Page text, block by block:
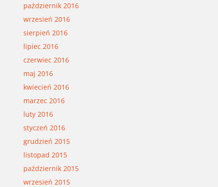
październik 2016
wrzesień 2016
sierpień 2016
lipiec 2016
czerwiec 2016
maj 2016
kwiecień 2016
marzec 2016
luty 2016
styczeń 2016
grudzień 2015
listopad 2015
październik 2015
wrzesień 2015